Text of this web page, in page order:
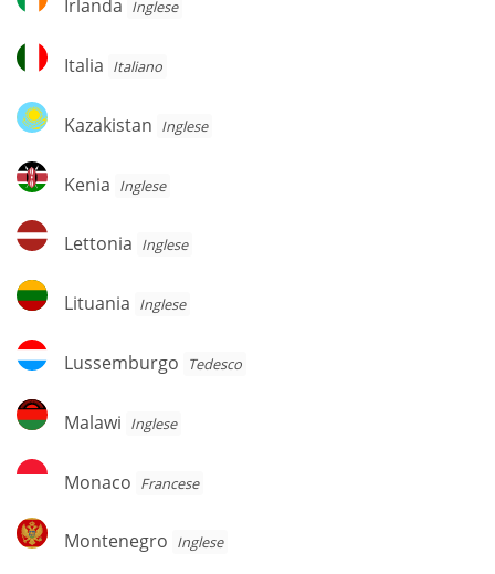
Irlanda Inglese
Italia
Italia Italiano
Kazakistan
Kazakistan Inglese
Kenia
Kenia Inglese
Lettonia
Lettonia Inglese
Lituania
Lituania Inglese
Lussemburgo
Lussemburgo Tedesco
Malawi
Malawi Inglese
Monaco
Monaco Francese
Montenegro
Montenegro Inglese